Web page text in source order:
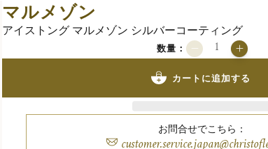
マルメゾン
アイストング マルメゾン シルバーコーティング
数量：
カートに追加する
お問合せでこちら：